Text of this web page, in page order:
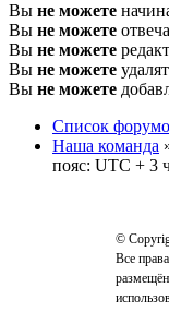
Вы не можете
Вы не можете
Вы не можете
Вы не можете
Вы не можете
Список
Наша команда
пояс: UTC + 3
©
Все